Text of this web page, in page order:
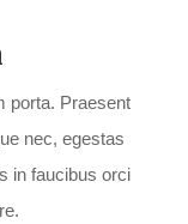
porta. Praesent
nec, egestas
in faucibus orci